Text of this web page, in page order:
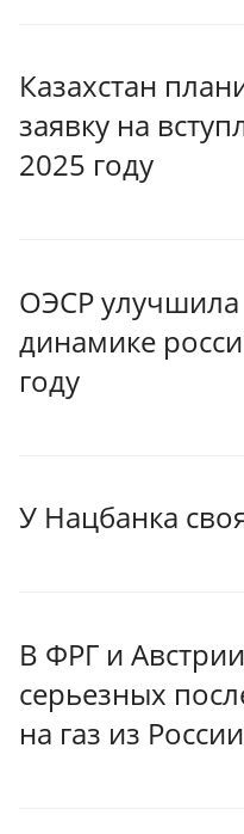
Казахстан
заявку на
2025 году
ОЭСР
динамике
году
У Нацбанка
В ФРГ и
серьезных
на газ из России